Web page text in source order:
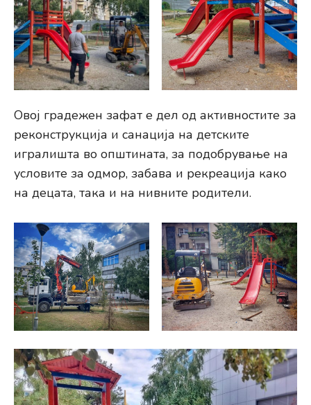
Овој градежен зафат е дел од активностите за
реконструкција и санација на детските
игралишта во општината, за подобрување на
условите за одмор, забава и рекреација како
на децата, така и на нивните родители.